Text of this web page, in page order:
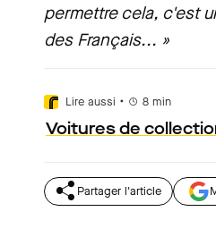
permettre cela, c'est
des Français... »
Lire aussi • 8 min
Voitures de
Partager l'article